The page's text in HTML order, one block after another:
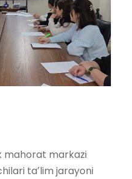
mahorat markazi
taʼlim jarayoni